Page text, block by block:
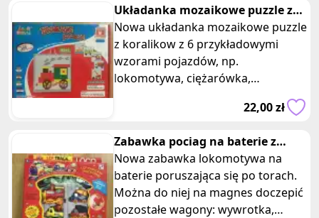
Układanka mozaikowe puzzle z
koralikow pojazdy
Nowa układanka mozaikowe puzzle
z koralikow z 6 przykładowymi
wzorami pojazdów, np.
lokomotywa, ciężarówka,
helikopter, statek. Posiadam dwie
22,00 zł
Zabawka pociag na baterie z
wagonami na torach
Nowa zabawka lokomotywa na
baterie poruszająca się po torach.
Można do niej na magnes doczepić
pozostałe wagony: wywrotka,